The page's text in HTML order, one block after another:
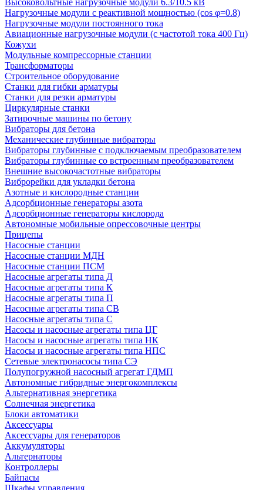
Высоковольтные нагрузочные модули 6.3/10.5 кВ
Нагрузочные модули с реактивной мощностью (cos φ=0.8)
Нагрузочные модули постоянного тока
Авиационные нагрузочные модули (с частотой тока 400 Гц)
Кожухи
Модульные компрессорные станции
Трансформаторы
Строительное оборудование
Станки для гибки арматуры
Станки для резки арматуры
Циркулярные станки
Затирочные машины по бетону
Вибраторы для бетона
Механические глубинные вибраторы
Вибраторы глубинные с подключаемым преобразователем
Вибраторы глубинные со встроенным преобразователем
Внешние высокочастотные вибраторы
Виброрейки для укладки бетона
Азотные и кислородные станции
Адсорбционные генераторы азота
Адсорбционные генераторы кислорода
Автономные мобильные опрессовочные центры
Прицепы
Насосные станции
Насосные станции МДН
Насосные станции ПСМ
Насосные агрегаты типа Д
Насосные агрегаты типа К
Насосные агрегаты типа П
Насосные агрегаты типа СВ
Насосные агрегаты типа С
Насосы и насосные агрегаты типа ЦГ
Насосы и насосные агрегаты типа НК
Насосы и насосные агрегаты типа НПС
Сетевые электронасосы типа СЭ
Полупогружной насосный агрегат ГДМП
Автономные гибридные энергокомплексы
Альтернативная энергетика
Солнечная энергетика
Блоки автоматики
Аксессуары
Аксессуары для генераторов
Аккумуляторы
Альтернаторы
Контроллеры
Байпасы
Шкафы управления